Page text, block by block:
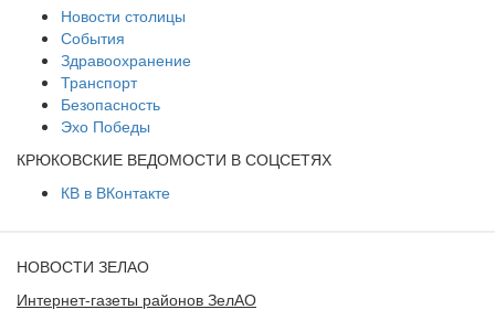
Новости столицы
События
Здравоохранение
Транспорт
Безопасность
Эхо Победы
КРЮКОВСКИЕ ВЕДОМОСТИ В СОЦСЕТЯХ
КВ в ВКонтакте
НОВОСТИ ЗЕЛАО
Интернет-газеты районов ЗелАО